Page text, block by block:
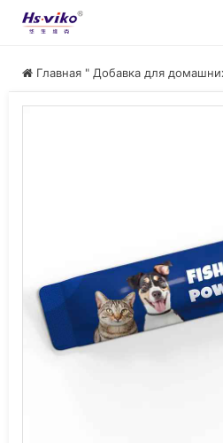
Главная " Добавка для